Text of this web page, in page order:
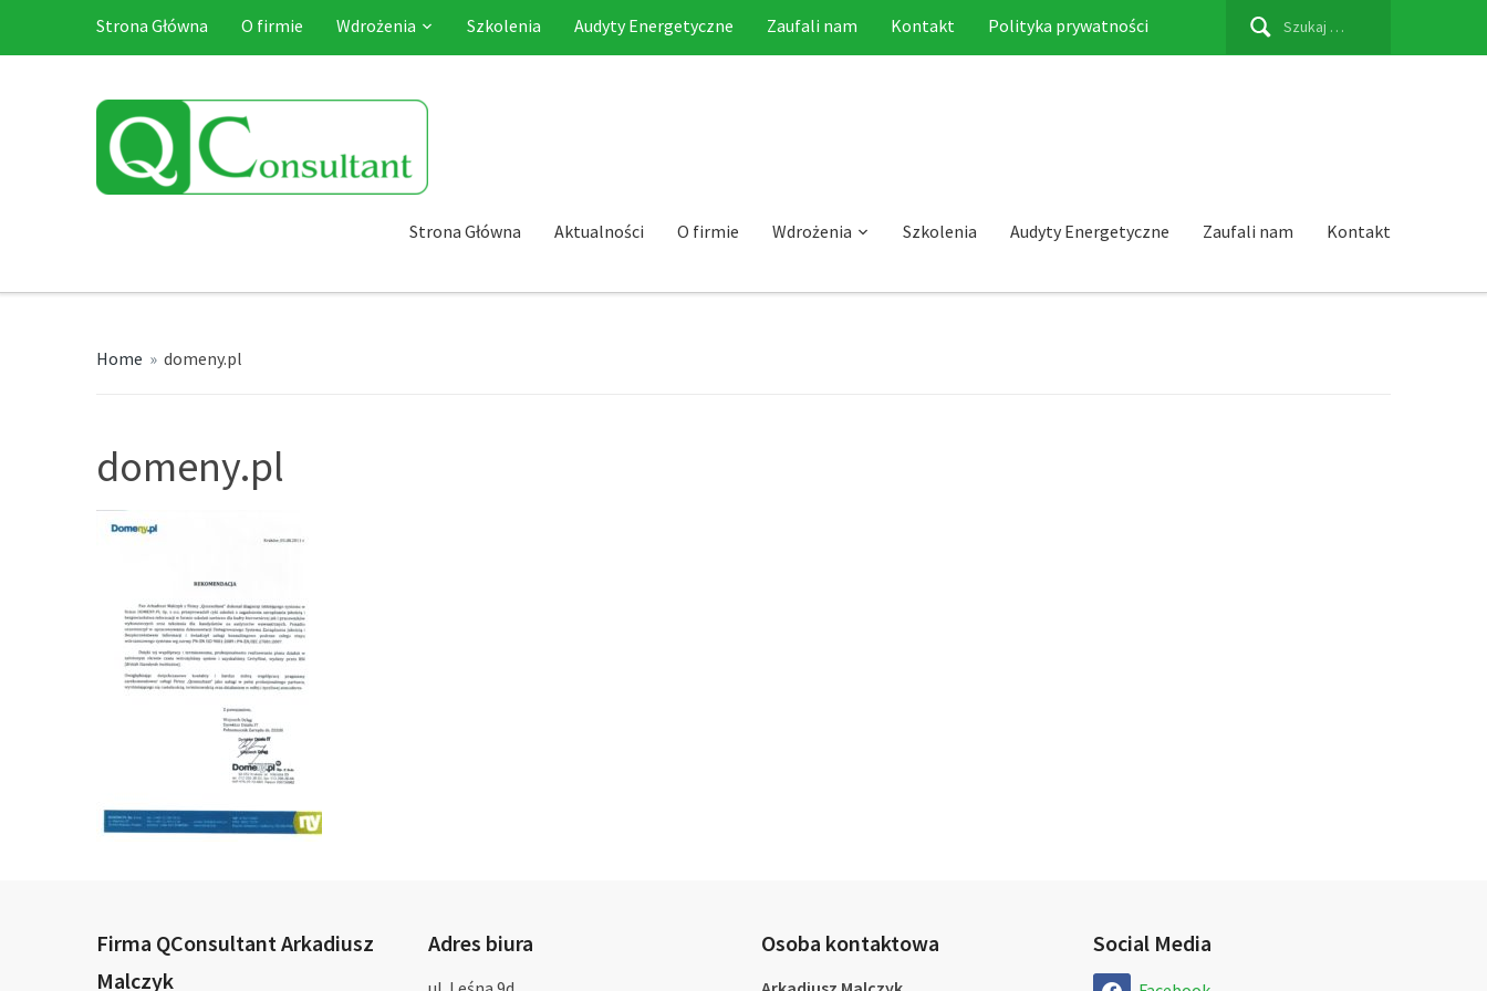
Szukaj:
Strona Główna O firmie Wdrożenia Szkolenia Audyty Energetyczne Zaufali nam Kontakt Polityka prywatności
Strona Główna Aktualności O firmie Wdrożenia Szkolenia Audyty Energetyczne Zaufali nam Kontakt
Home » domeny.pl
domeny.pl
Firma QConsultant Arkadiusz
Malczyk
Adres biura Osoba kontaktowa Social Media